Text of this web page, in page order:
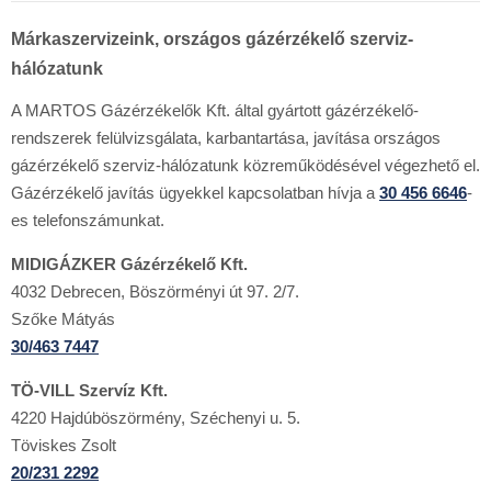
Márkaszervizeink, országos gázérzékelő szerviz-
hálózatunk
A MARTOS Gázérzékelők Kft. által gyártott gázérzékelő-
rendszerek felülvizsgálata, karbantartása, javítása országos
gázérzékelő szerviz-hálózatunk közreműködésével végezhető el.
Gázérzékelő javítás ügyekkel kapcsolatban hívja a 30 456 6646-
es telefonszámunkat.
MIDIGÁZKER Gázérzékelő Kft.
4032 Debrecen, Böszörményi út 97. 2/7.
Szőke Mátyás
30/463 7447
TÖ-VILL Szervíz Kft.
4220 Hajdúböszörmény, Széchenyi u. 5.
Töviskes Zsolt
20/231 2292